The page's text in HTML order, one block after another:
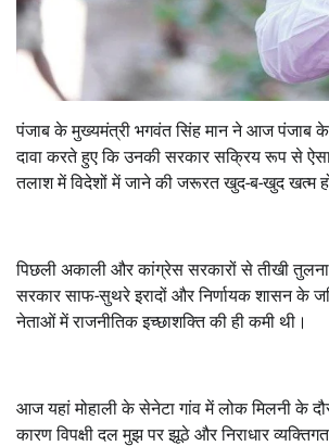
पंजाब के मुख्यमंत्री भगवंत सिंह मान ने आज पंजाब के
दावा करते हुए कि उनकी सरकार सक्रिय रूप से
तलाश में विदेशों में जाने की जरूरत खुद-ब-खुद खत्म
पिछली अकाली और कांग्रेस सरकारों से तीखी
सरकार साफ-सुथरे इरादों और निर्णायक शासन के
नेताओं में राजनीतिक इच्छाशक्ति की ही कमी थी।
आज यहां मोहाली के सेनेटा गांव में लोक मिलनी के
कारण विपक्षी दल मुझ पर झूठे और निराधार